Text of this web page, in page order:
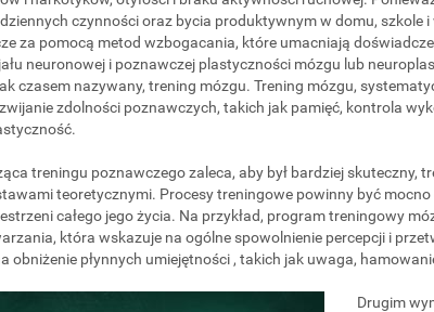
czynności oraz bycia produktywnym w domu, szkole
za pomocą metod wzbogacania, które umacniają
neuronowej i poznawczej plastyczności mózgu lub
czasem nazywany, trening mózgu. Trening mózgu,
zdolności poznawczych, takich jak pamięć, kontrola
treningu poznawczego zaleca, aby był bardziej skuteczny,
teoretycznymi. Procesy treningowe powinny być
całego jego życia. Na przykład, program treningowy
która wskazuje na ogólne spowolnienie percepcji i
obniżenie płynnych umiejętności , takich jak uwaga,
Drugim